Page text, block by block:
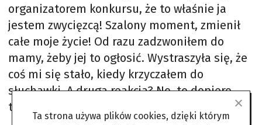
organizatorem konkursu, że to właśnie ja
jestem zwycięzcą! Szalony moment, zmienił
całe moje życie! Od razu zadzwoniłem do
mamy, żeby jej to ogłosić. Wystraszyła się, że
coś mi się stało, kiedy krzyczałem do
słuchawki. A druga reakcja? No, to dopiero
teraz będziesz miał roboty! I miała rację…
Ta strona używa plików cookies, dzięki którym